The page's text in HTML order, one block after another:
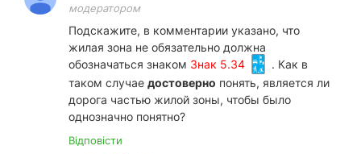
модератором
Подскажите, в комментарии указано, что
жилая зона не обязательно должна
обозначаться знаком Знак 5.34
. Как в
таком случае достоверно понять, является ли
дорога частью жилой зоны, чтобы было
однозначно понятно?
Відповісти